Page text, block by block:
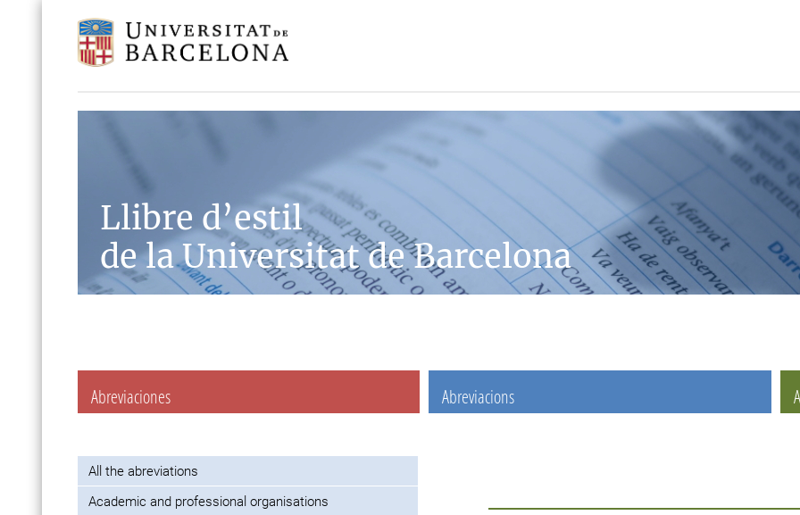
Llibre d’estil
de la Universitat de Barcelona
Abreviaciones Abreviacions
All the abreviations
Academic and professional organisations